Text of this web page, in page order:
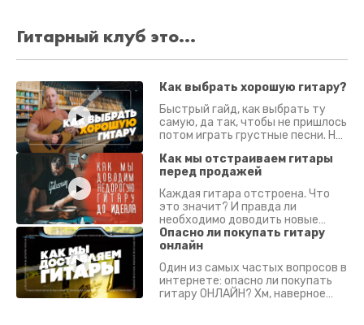
Гитарный клуб это...
Как выбрать хорошую гитару?
Быстрый гайд, как выбрать ту
самую, да так, чтобы не пришлось
потом играть грустные песни. На
Как мы отстраиваем гитары
перед продажей
Каждая гитара отстроена. Что
это значит? И правда ли
необходимо доводить новые
гитары? Если кратко - да.
Подробно - в видео :)
Опасно ли покупать гитару
онлайн
Один из самых частых вопросов в
интернете: опасно ли покупать
гитару ОНЛАЙН? Хм, наверное